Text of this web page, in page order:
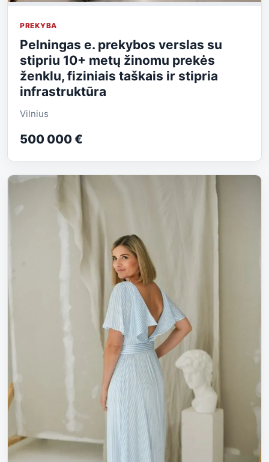
PREKYBA
Pelningas e. prekybos verslas su
stipriu 10+ metų žinomu prekės
ženklu, fiziniais taškais ir stipria
infrastruktūra
Vilnius
500 000 €